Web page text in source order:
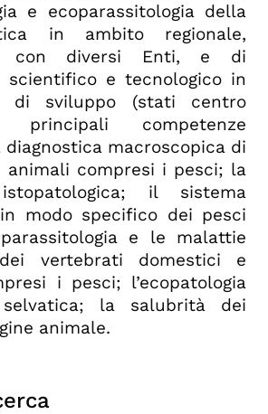
e ecoparassitologia della
in ambito regionale,
con diversi Enti, e di
scientifico e tecnologico in
di sviluppo (stati centro
competenze
diagnostica macroscopica di
animali compresi i pesci; la
il sistema
modo specifico dei pesci
e le malattie
vertebrati domestici e
i pesci; l’ecopatologia
la salubrità dei
animale.